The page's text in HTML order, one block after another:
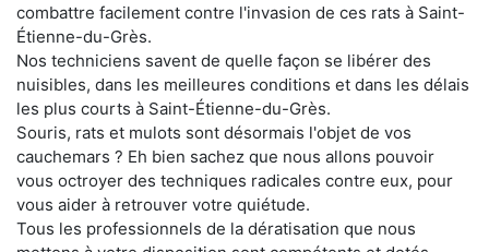
combattre facilement contre l'invasion de ces rats à Saint-
Étienne-du-Grès.
Nos techniciens savent de quelle façon se libérer des
nuisibles, dans les meilleures conditions et dans les délais
les plus courts à Saint-Étienne-du-Grès.
Souris, rats et mulots sont désormais l'objet de vos
cauchemars ? Eh bien sachez que nous allons pouvoir
vous octroyer des techniques radicales contre eux, pour
vous aider à retrouver votre quiétude.
Tous les professionnels de la dératisation que nous